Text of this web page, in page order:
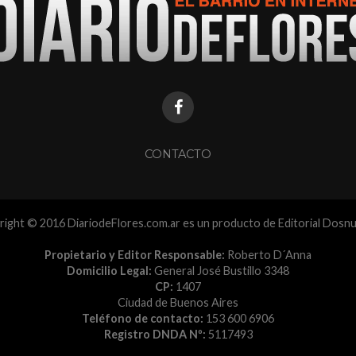
CONTACTO
© 2016 DiariodeFlores.com.ar es un producto de Editorial
Propietario y Editor Responsable: Roberto D´Anna
Domicilio Legal: General José Bustillo 3348
CP: 1407
Ciudad de Buenos Aires
Teléfono de contacto: 153 600 6906
Registro DNDA Nº: 5117493